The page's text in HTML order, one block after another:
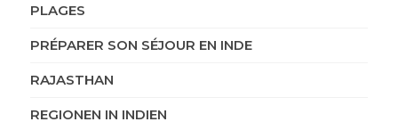
PLAGES
PRÉPARER SON SÉJOUR EN INDE
RAJASTHAN
REGIONEN IN INDIEN